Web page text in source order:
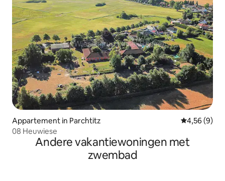
Appartement in Parchtitz Gemiddelde
4,56 (9)
08 Heuwiese
Andere vakantiewoningen met
zwembad